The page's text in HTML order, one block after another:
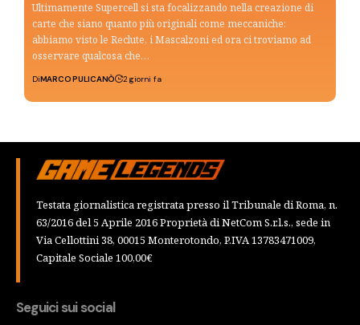
Ultimamente Supercell si sta focalizzando nella creazione di
carte che siano quanto più originali come meccaniche:
abbiamo visto le Reclute, i Mascalzoni ed ora ci troviamo ad
osservare qualcosa che…
DiMARCO PULICANÒ 2 giorni fa
Testata giornalistica registrata presso il Tribunale di Roma, n.
63/2016 del 5 Aprile 2016 Proprietà di NetCom S.r.l.s., sede in
Via Cellottini 38, 00015 Monterotondo, P.IVA 13783471009,
Capitale Sociale 100,00€
Seguici sui social